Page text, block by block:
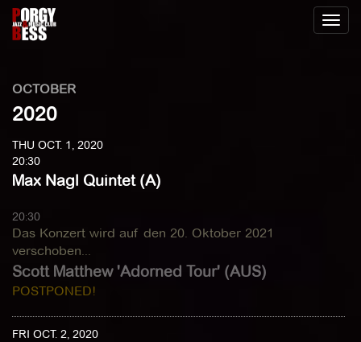
Toggle
OCTOBER
2020
THU OCT. 1, 2020
20:30
Max Nagl Quintet (A)
20:30
Das Konzert wird auf den 20. Oktober 2021
verschoben...
Scott Matthew 'Adorned Tour' (AUS)
POSTPONED!
FRI OCT. 2, 2020